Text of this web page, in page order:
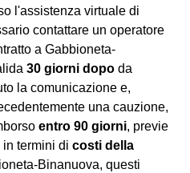
l'assistenza virtuale di
contattare un operatore
a Gabbioneta-
30 giorni dopo da
la comunicazione e,
una cauzione,
entro 90 giorni, previe
termini di costi della
Binanuova, questi